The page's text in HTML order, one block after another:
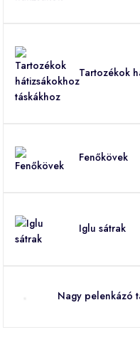
Tartozékok
Fenőkövek
Iglu sátrak
Nagy pelenkázó